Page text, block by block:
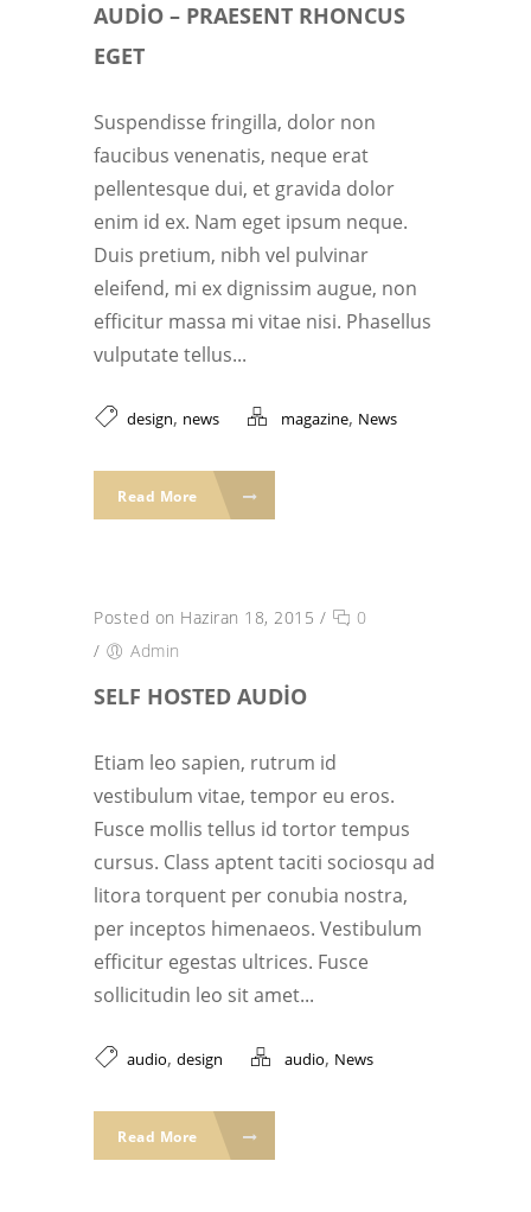
AUDIO – PRAESENT RHONCUS
EGET
Suspendisse fringilla, dolor non
faucibus venenatis, neque erat
pellentesque dui, et gravida dolor
enim id ex. Nam eget ipsum neque.
Duis pretium, nibh vel pulvinar
eleifend, mi ex dignissim augue, non
efficitur massa mi vitae nisi. Phasellus
vulputate tellus...
design, news magazine, News
Read More
Posted on Haziran 18, 2015 /
0
/
Admin
SELF HOSTED AUDIO
Etiam leo sapien, rutrum id
vestibulum vitae, tempor eu eros.
Fusce mollis tellus id tortor tempus
cursus. Class aptent taciti sociosqu ad
litora torquent per conubia nostra,
per inceptos himenaeos. Vestibulum
efficitur egestas ultrices. Fusce
sollicitudin leo sit amet...
audio, design audio, News
Read More